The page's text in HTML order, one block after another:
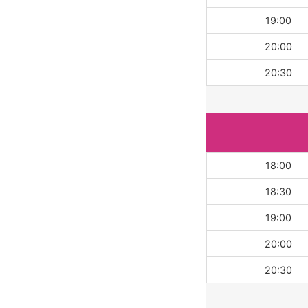
19:00
20:00
20:30
18:00
18:30
19:00
20:00
20:30